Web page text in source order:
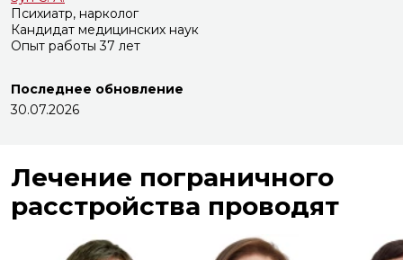
Психиатр, нарколог
Кандидат медицинских наук
Опыт работы 37 лет
Последнее обновление
30.07.2026
Лечение пограничного
расстройства проводят